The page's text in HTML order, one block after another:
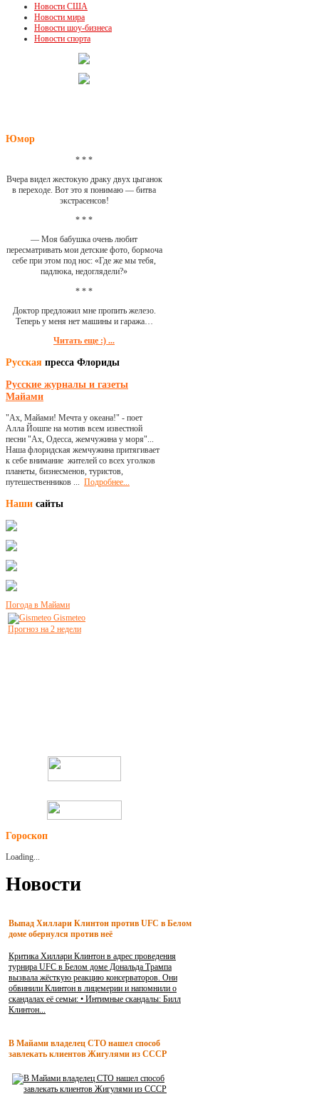
Новости США
Новости мира
Новости шоу-бизнеса
Новости спорта
Юмор
* * *
Вчера видел жестокую драку двух цыганок
в переходе. Вот это я понимаю — битва
экстрасенсов!
* * *
— Моя бабушка очень любит
пересматривать мои детские фото, бормоча
себе при этом под нос: «Где же мы тебя,
падлюка, недоглядели?»
* * *
Доктор предложил мне пропить железо.
Теперь у меня нет машины и гаража…
Читать еще :) ...
Русская пресса Флориды
Русские журналы и газеты
Майами
"Ах, Майами! Мечта у океана!" - поет
Алла Йошпе на мотив всем известной
песни "Ах, Одесса, жемчужина у моря"...
Наша флоридская жемчужина притягивает
к себе внимание жителей со всех уголков
планеты, бизнесменов, туристов,
путешественников ... Подробнее...
Наши сайты
Погода в Майами
Gismeteo
Прогноз на 2 недели
Гороскоп
Loading...
Новости
Выпад Хиллари Клинтон против UFC в Белом
доме обернулся против неё
Критика Хиллари Клинтон в адрес проведения
турнира UFC в Белом доме Дональда Трампа
вызвала жёсткую реакцию консерваторов. Они
обвинили Клинтон в лицемерии и напомнили о
скандалах её семьи: • Интимные скандалы: Билл
Клинтон...
В Майами владелец СТО нашел способ
завлекать клиентов Жигулями из СССР